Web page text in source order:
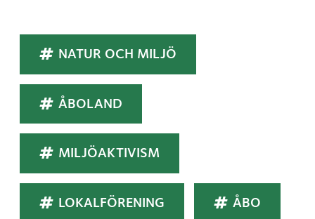
NATUR OCH MILJÖ
ÅBOLAND
MILJÖAKTIVISM
LOKALFÖRENING ÅBO